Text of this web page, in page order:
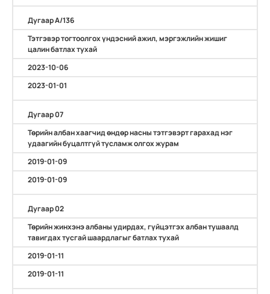
Дугаар А/136
Тэтгэвэр тогтоолгох үндэсний ажил, мэргэжлийн жишиг
цалин батлах тухай
2023-10-06
2023-01-01
Дугаар 07
Төрийн албан хаагчид өндөр насны тэтгэвэрт гарахад нэг
удаагийн буцалтгүй тусламж олгох журам
2019-01-09
2019-01-09
Дугаар 02
Төрийн жинхэнэ албаны удирдах, гүйцэтгэх албан тушаалд
тавигдах тусгай шаардлагыг батлах тухай
2019-01-11
2019-01-11